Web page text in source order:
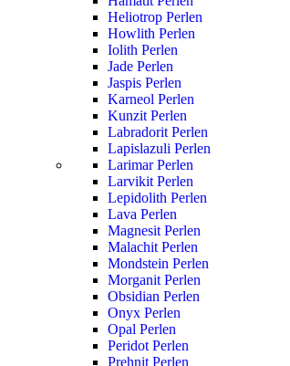
Heliotrop Perlen
Howlith Perlen
Iolith Perlen
Jade Perlen
Jaspis Perlen
Karneol Perlen
Kunzit Perlen
Labradorit Perlen
Lapislazuli Perlen
Larimar Perlen
Larvikit Perlen
Lepidolith Perlen
Lava Perlen
Magnesit Perlen
Malachit Perlen
Mondstein Perlen
Morganit Perlen
Obsidian Perlen
Onyx Perlen
Opal Perlen
Peridot Perlen
Prehnit Perlen